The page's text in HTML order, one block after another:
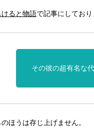
けると物語で記事にしてお
その彼の超有名な
ほうは存じ上げません。